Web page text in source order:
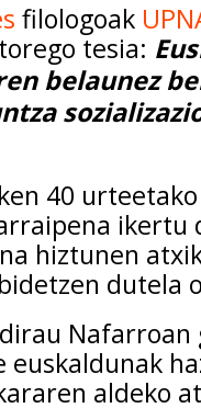
filologoak
tesia:
belaunez
40
ikertu
hiztunen
dutela
Nafarroan
euskaldunak
aldeko